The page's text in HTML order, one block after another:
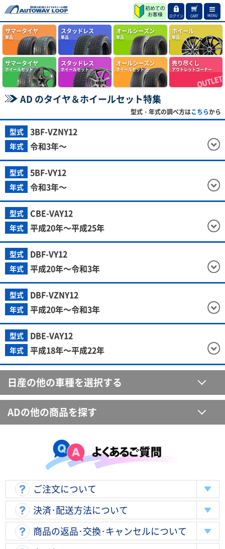
ログイン CART MENU
サマータイヤ
単品
スタッドレス
単品
オールシーズン
単品
ホイール
単品
サマータイヤ
ホイールセット
スタッドレス
ホイールセット
オールシーズン
ホイールセット
売り尽くし
アウトレットコーナー
AD のタイヤ＆ホイールセット特集
型式・年式の調べ方はこちらから
型式 3BF-VZNY12
年式 令和3年～
型式 5BF-VY12
年式 令和3年～
型式 CBE-VAY12
年式 平成20年～平成25年
型式 DBF-VY12
年式 平成20年～令和3年
型式 DBF-VZNY12
年式 平成20年～令和3年
型式 DBE-VAY12
年式 平成18年～平成22年
日産の他の車種を選択する
ADの他の商品を探す
ご注文について
決済･配送方法について
商品の返品･交換･キャンセルについて